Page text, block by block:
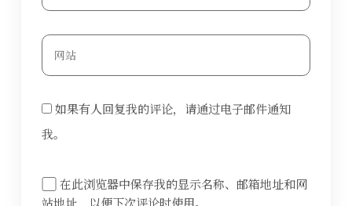
如果有人回复我的评论，请通过电子邮件通知
我。
在此浏览器中保存我的显示名称、邮箱地址和网
站地址，以便下次评论时使用。